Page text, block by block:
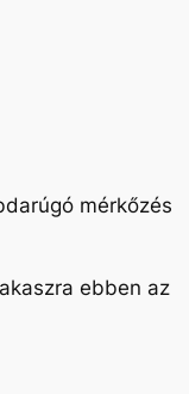
mérkőzés
ebben az